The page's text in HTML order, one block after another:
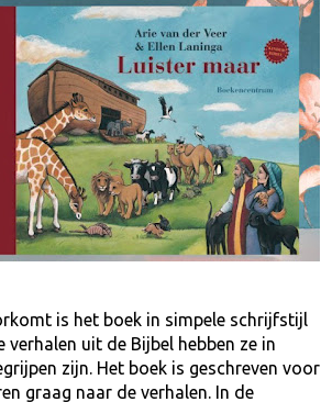
is het boek in simpele schrijfstijl
uit de Bijbel hebben ze in
zijn. Het boek is geschreven voor
graag naar de verhalen. In de